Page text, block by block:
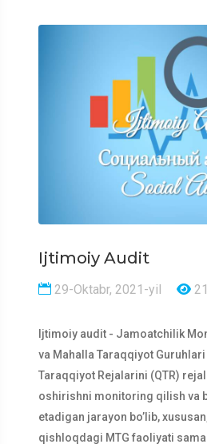
Ijtimoiy Audit
29-Oktabr, 2021-yil
Ijtimoiy audit - Jamoatchilik
va Mahalla Taraqqiyot
Taraqqiyot Rejalarini (QTR)
oshirishni monitoring qilish va
etadigan jarayon bo’lib,
qishloqdagi MTG faoliyati